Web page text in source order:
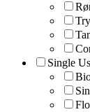
Single